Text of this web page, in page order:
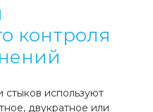
контроля
стыков используют
двукратное или